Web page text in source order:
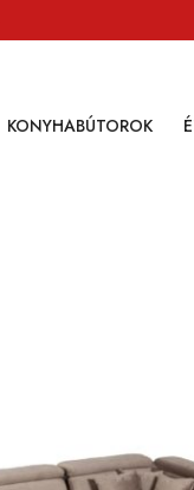
KONYHABÚTOROK